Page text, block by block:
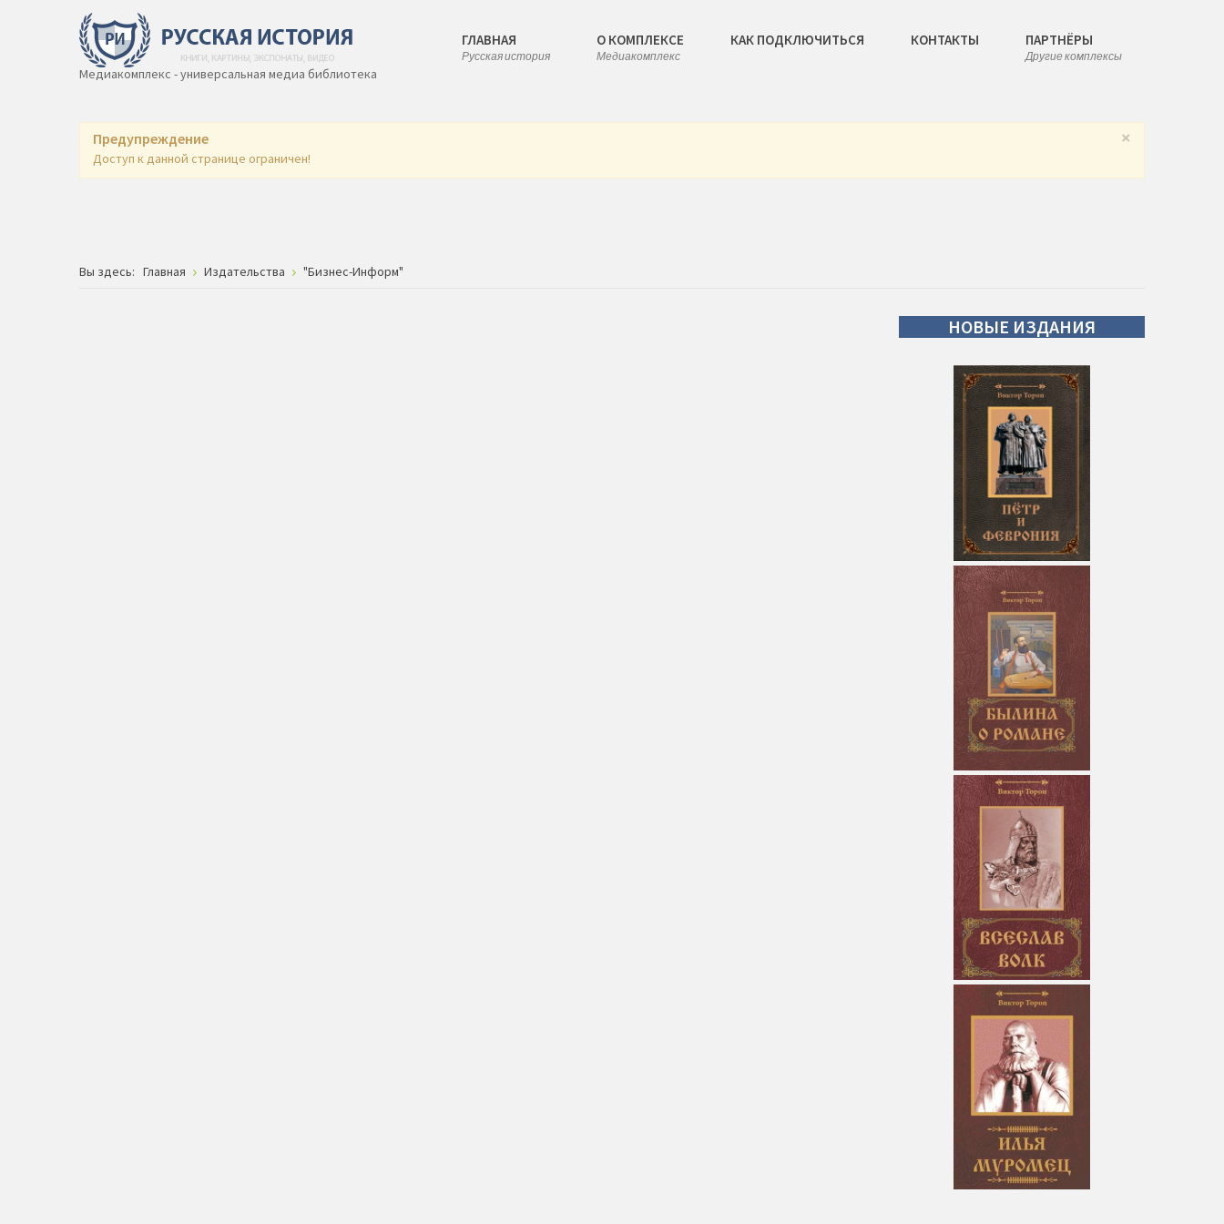
Медиакомплекс - универсальная медиа библиотека
ГЛАВНАЯ
Русская история
О КОМПЛЕКСЕ
Медиакомплекс
КАК ПОДКЛЮЧИТЬСЯ КОНТАКТЫ ПАРТНЁРЫ
Другие комплексы
×
Предупреждение
Доступ к данной странице ограничен!
Вы здесь: Главная Издательства "Бизнес-Информ"
НОВЫЕ ИЗДАНИЯ